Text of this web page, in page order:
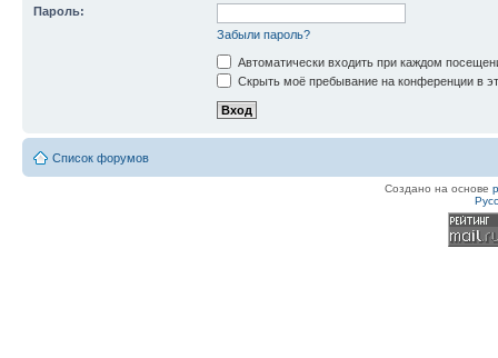
Пароль:
Забыли пароль?
Автоматически входить при каждом
Скрыть моё пребывание на конференции в
Список форумов
Создано на основе